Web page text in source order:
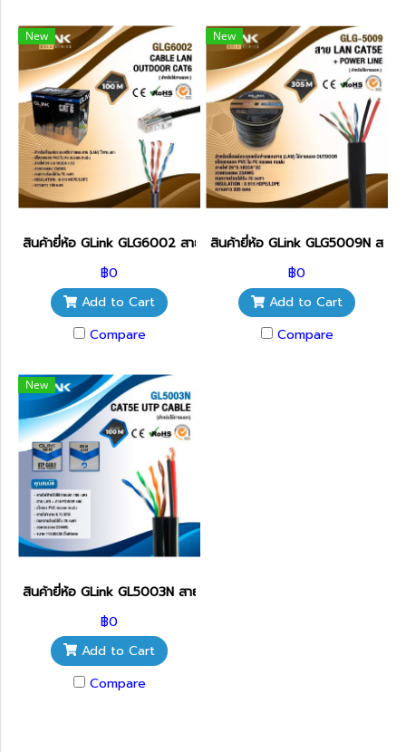
New
สินค้ายี่ห้อ GLink GLG6002 สาย LAN CAT6 100เมตร
฿0
Add to Cart
Compare
New
สินค้ายี่ห้อ GLink GLG5009N สาย
฿0
Add to Cart
Compare
New
สินค้ายี่ห้อ GLink GL5003N สาย LAN CAT5E + ไฟ 100เมตร
฿0
Add to Cart
Compare